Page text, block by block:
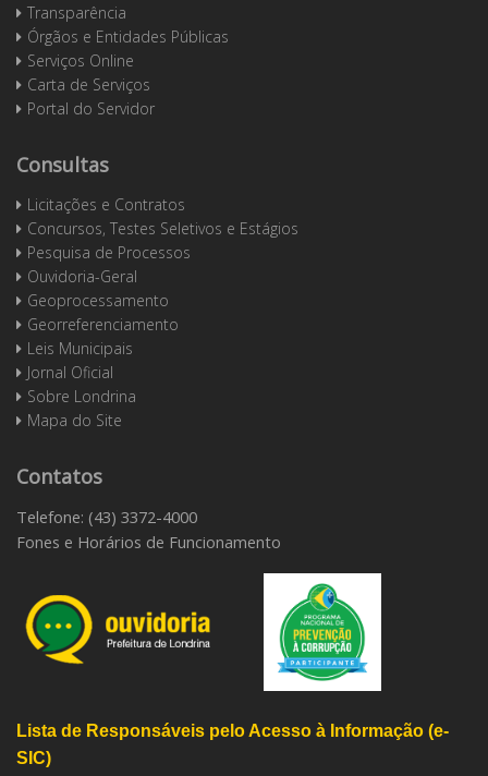
Transparência
Órgãos e Entidades Públicas
Serviços Online
Carta de Serviços
Portal do Servidor
Consultas
Licitações e Contratos
Concursos, Testes Seletivos e Estágios
Pesquisa de Processos
Ouvidoria-Geral
Geoprocessamento
Georreferenciamento
Leis Municipais
Jornal Oficial
Sobre Londrina
Mapa do Site
Contatos
Telefone: (43) 3372-4000
Fones e Horários de Funcionamento
Lista de Responsáveis pelo Acesso à Informação (e-
SIC)